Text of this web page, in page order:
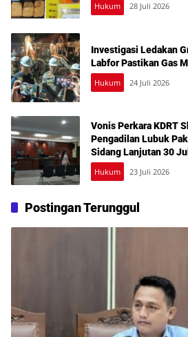
Hukum 28 Juli 2026
Investigasi Ledakan
Labfor Pastikan Gas
Hukum 24 Juli 2026
Vonis Perkara KDRT
Pengadilan Lubuk
Sidang Lanjutan 30
Hukum 23 Juli 2026
Postingan Terunggul